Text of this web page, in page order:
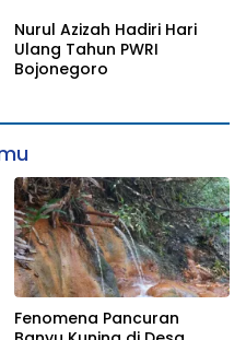
Nurul Azizah Hadiri Hari
Ulang Tahun PWRI
Bojonegoro
Fenomena Pancuran